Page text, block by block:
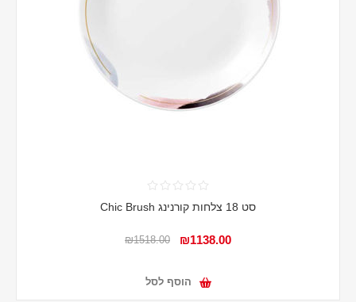
סט 18 צלחות קורנינג Chic Brush
₪1138.00
₪1518.00
הוסף לסל